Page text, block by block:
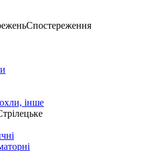
Спостереження
інше